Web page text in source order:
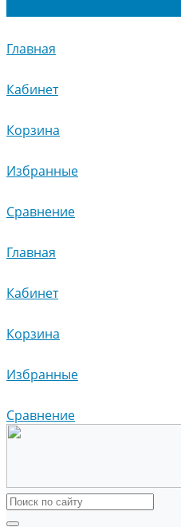
Главная
Кабинет
Корзина
Избранные
Сравнение
Главная
Кабинет
Корзина
Избранные
Сравнение